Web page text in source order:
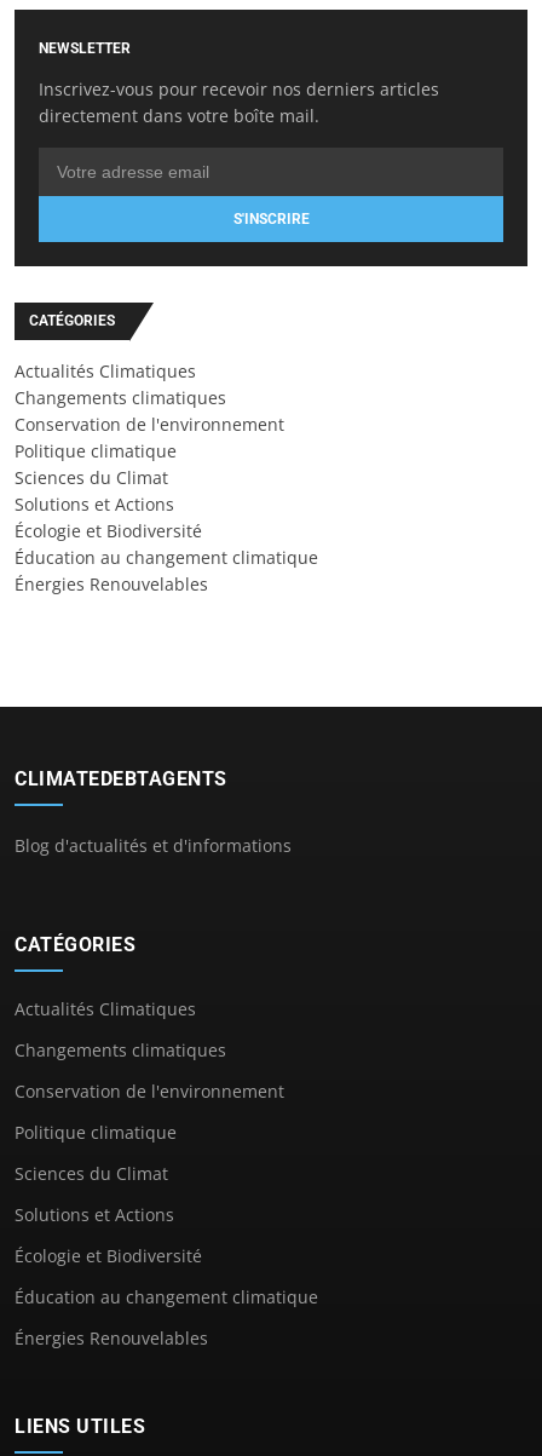
NEWSLETTER
Inscrivez-vous pour recevoir nos derniers articles
directement dans votre boîte mail.
S'INSCRIRE
CATÉGORIES
Actualités Climatiques
Changements climatiques
Conservation de l'environnement
Politique climatique
Sciences du Climat
Solutions et Actions
Écologie et Biodiversité
Éducation au changement climatique
Énergies Renouvelables
CLIMATEDEBTAGENTS
Blog d'actualités et d'informations
CATÉGORIES
Actualités Climatiques
Changements climatiques
Conservation de l'environnement
Politique climatique
Sciences du Climat
Solutions et Actions
Écologie et Biodiversité
Éducation au changement climatique
Énergies Renouvelables
LIENS UTILES